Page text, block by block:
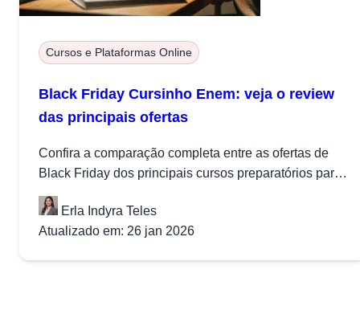
Cursos e Plataformas Online
Black Friday Cursinho Enem: veja o review
das principais ofertas
Confira a comparação completa entre as ofertas de
Black Friday dos principais cursos preparatórios para
o vestibular de Medicina
Erla Indyra Teles
Atualizado em: 26 jan 2026